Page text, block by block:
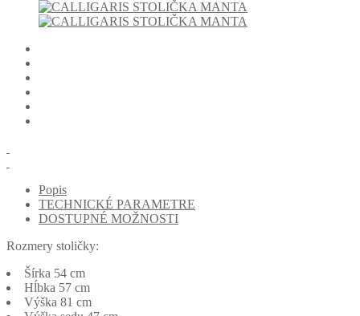
Popis
TECHNICKÉ PARAMETRE
DOSTUPNÉ MOŽNOSTI
Rozmery stoličky:
Šírka 54 cm
Hĺbka 57 cm
Výška 81 cm